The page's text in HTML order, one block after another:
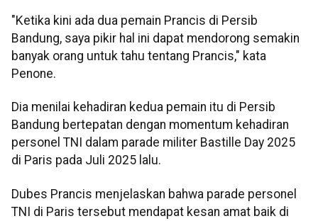
"Ketika kini ada dua pemain Prancis di Persib
Bandung, saya pikir hal ini dapat mendorong semakin
banyak orang untuk tahu tentang Prancis," kata
Penone.
Dia menilai kehadiran kedua pemain itu di Persib
Bandung bertepatan dengan momentum kehadiran
personel TNI dalam parade militer Bastille Day 2025
di Paris pada Juli 2025 lalu.
Dubes Prancis menjelaskan bahwa parade personel
TNI di Paris tersebut mendapat kesan amat baik di